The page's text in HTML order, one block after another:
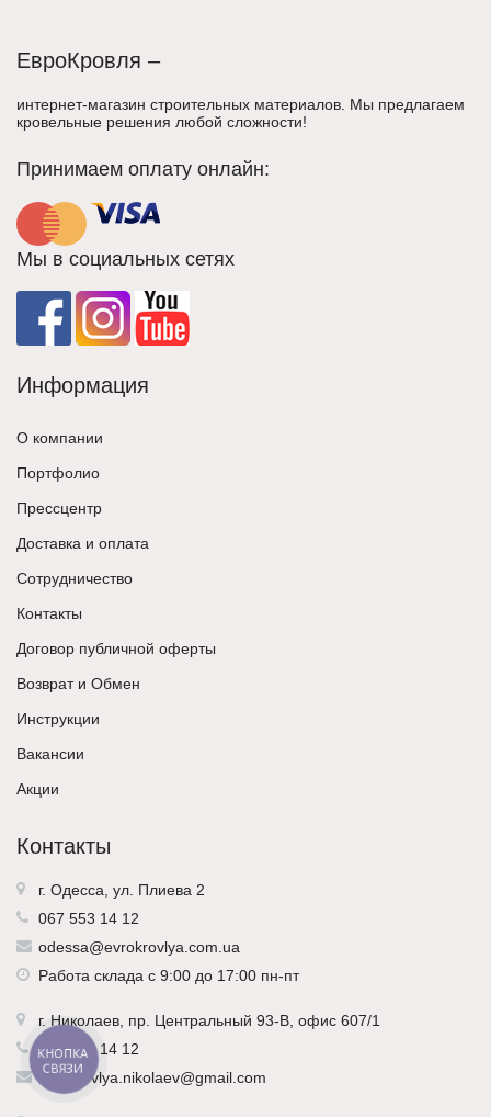
ЕвроКровля –
интернет-магазин строительных материалов. Мы предлагаем
кровельные решения любой сложности!
Принимаем оплату онлайн:
Мы в социальных сетях
Информация
О компании
Портфолио
Прессцентр
Доставка и оплата
Сотрудничество
Контакты
Договор публичной оферты
Возврат и Обмен
Инструкции
Вакансии
Акции
Контакты
г. Одесса, ул. Плиева 2
067 553 14 12
odessa@evrokrovlya.com.ua
Работа склада с 9:00 до 17:00 пн-пт
г. Николаев , пр. Центральный 93-В, офис 607/1
067 553 14 12
evrokrovlya.nikolaev@gmail.com
КНОПКА
СВЯЗИ